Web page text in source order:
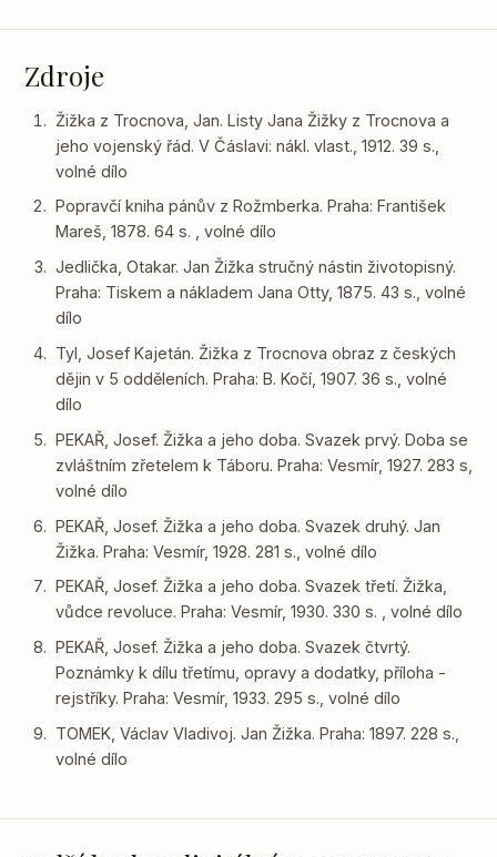
Zdroje
Žižka z Trocnova, Jan. Listy Jana Žižky z Trocnova a
jeho vojenský řád. V Čáslavi: nákl. vlast., 1912. 39 s.,
volné dílo
Popravčí kniha pánův z Rožmberka. Praha: František
Mareš, 1878. 64 s. , volné dílo
Jedlička, Otakar. Jan Žižka stručný nástin životopisný.
Praha: Tiskem a nákladem Jana Otty, 1875. 43 s., volné
dílo
Tyl, Josef Kajetán. Žižka z Trocnova obraz z českých
dějin v 5 odděleních. Praha: B. Kočí, 1907. 36 s., volné
dílo
PEKAŘ, Josef. Žižka a jeho doba. Svazek prvý. Doba se
zvláštním zřetelem k Táboru. Praha: Vesmír, 1927. 283 s,
volné dílo
PEKAŘ, Josef. Žižka a jeho doba. Svazek druhý. Jan
Žižka. Praha: Vesmír, 1928. 281 s., volné dílo
PEKAŘ, Josef. Žižka a jeho doba. Svazek třetí. Žižka,
vůdce revoluce. Praha: Vesmír, 1930. 330 s. , volné dílo
PEKAŘ, Josef. Žižka a jeho doba. Svazek čtvrtý.
Poznámky k dílu třetímu, opravy a dodatky, příloha -
rejstříky. Praha: Vesmír, 1933. 295 s., volné dílo
TOMEK, Václav Vladivoj. Jan Žižka. Praha: 1897. 228 s.,
volné dílo